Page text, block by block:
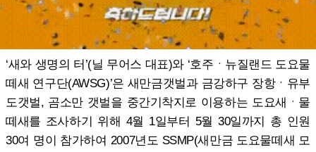
‘새와 생명의 터’(닐 무어스 대표)와 ‘호주ㆍ뉴질랜드 도요물
떼새 연구단(AWSG)’은 새만금갯벌과 금강하구 장항ㆍ유부
도갯벌, 곰소만 갯벌을 중간기착지로 이용하는 도요새ㆍ물
떼새를 조사하기 위해 4월 1일부터 5월 30일까지 총 인원
30여 명이 참가하여 2007년도 SSMP(새만금 도요물떼새 모